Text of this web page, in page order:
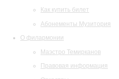
Как купить билет
Абонементы Музитория
О филармонии
Маэстро Темирканов
Правовая информация